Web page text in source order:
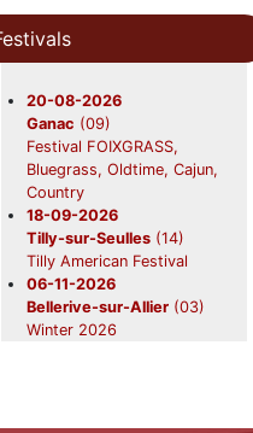
Foix(09)
Beavers en concert
Beavers en concert
28-11-2026
Saint-Symphorien(33)
Beavers en concert
05-04-2027
(UK)
Stage Sorefingers Week
20-08-2026
Ganac (09)
Festival FOIXGRASS,
Bluegrass, Oldtime, Cajun,
Country
18-09-2026
Tilly-sur-Seulles (14)
Tilly American Festival
06-11-2026
Bellerive-sur-Allier (03)
Winter 2026